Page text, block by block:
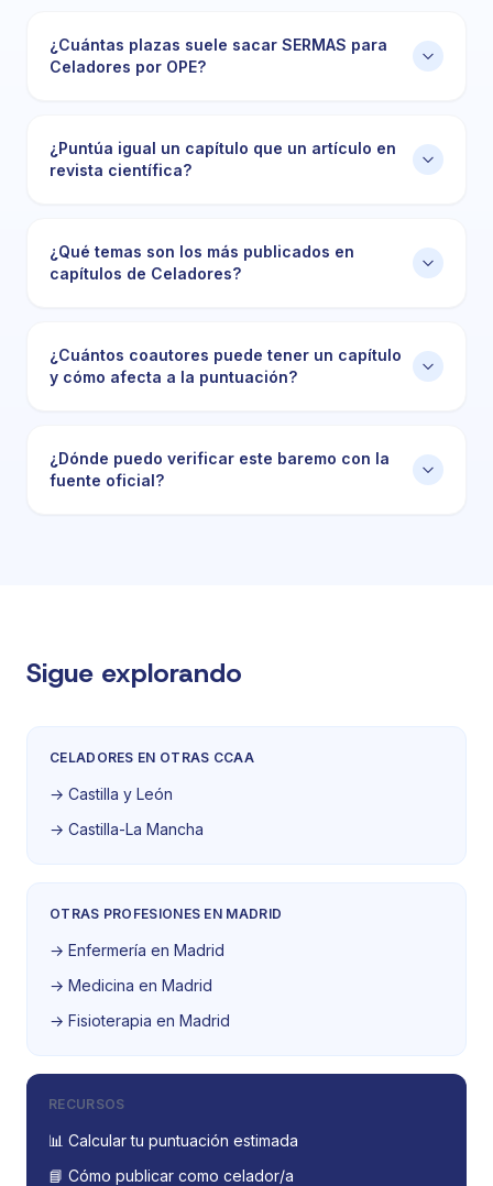
¿Cuántas plazas suele sacar SERMAS para
Celadores por OPE?
¿Puntúa igual un capítulo que un artículo en
revista científica?
¿Qué temas son los más publicados en
capítulos de Celadores?
¿Cuántos coautores puede tener un capítulo
y cómo afecta a la puntuación?
¿Dónde puedo verificar este baremo con la
fuente oficial?
Sigue explorando
CELADORES EN OTRAS CCAA
→ Castilla y León
→ Castilla-La Mancha
OTRAS PROFESIONES EN MADRID
→ Enfermería en Madrid
→ Medicina en Madrid
→ Fisioterapia en Madrid
RECURSOS
📊 Calcular tu puntuación estimada
📘 Cómo publicar como celador/a